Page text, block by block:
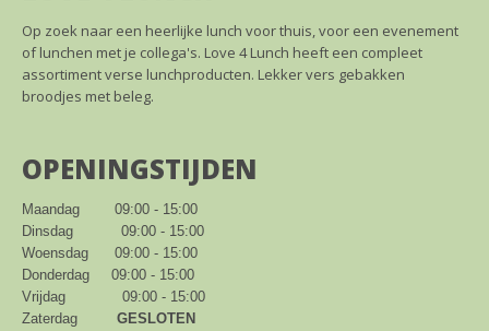
Op zoek naar een heerlijke lunch voor thuis, voor een evenement
of lunchen met je collega's. Love 4 Lunch heeft een compleet
assortiment verse lunchproducten. Lekker vers gebakken
broodjes met beleg.
OPENINGSTIJDEN
Maandag        09:00 - 15:00
Dinsdag           09:00 - 15:00
Woensdag      09:00 - 15:00
Donderdag     09:00 - 15:00
Vrijdag             09:00 - 15:00
Zaterdag GESLOTEN